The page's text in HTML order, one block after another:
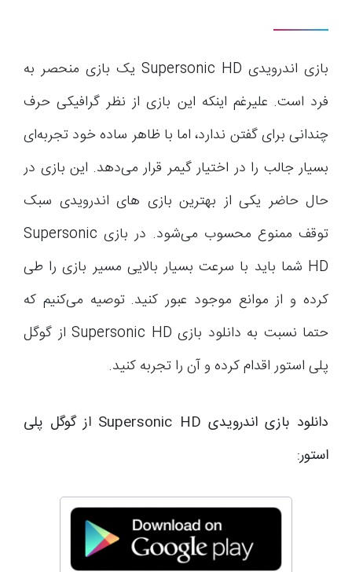
بازی اندرویدی Supersonic HD یک بازی منحصر به
فرد است. علیرغم اینکه این بازی از نظر گرافیکی حرف
چندانی برای گفتن ندارد، اما با ظاهر ساده خود تجربه‌ای
بسیار جالب را در اختیار گیمر قرار می‌دهد. این بازی در
حال حاضر یکی از بهترین بازی های اندرویدی سبک
توقف ممنوع محسوب می‌شود. در بازی Supersonic
HD شما باید با سرعت بسیار بالایی مسیر بازی را طی
کرده و از موانع موجود عبور کنید. توصیه می‌کنیم که
حتما نسبت به دانلود بازی Supersonic HD از گوگل
پلی استور اقدام کرده و آن را تجربه کنید.
دانلود بازی اندرویدی Supersonic HD از گوگل پلی
استور: